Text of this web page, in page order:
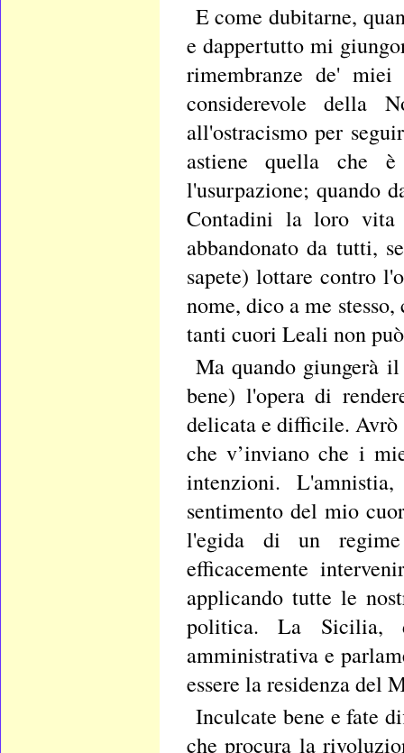
E come dubitarne,
e dappertutto mi
rimembranze de'
considerevole della
all'ostracismo per
astiene quella che
l'usurpazione; quando
Contadini la loro vita
abbandonato da tutti,
sapete) lottare contro
nome, dico a me
tanti cuori Leali non
Ma quando giungerà
bene) l'opera di
delicata e difficile.
che v’inviano che i
intenzioni.
sentimento del mio
l'egida di un regime
efficacemente
applicando tutte le
politica. La Sicilia,
amministrativa e
essere la residenza del
Inculcate bene e fate
che procura la